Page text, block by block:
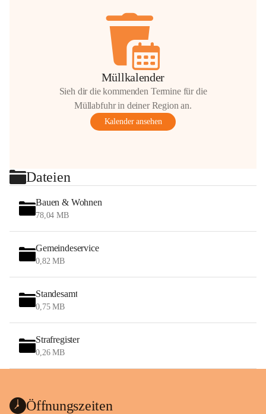
Müllkalender
Sieh dir die kommenden Termine für die
Müllabfuhr in deiner Region an.
Kalender ansehen
Dateien
Bauen & Wohnen
78,04 MB
Gemeindeservice
0,82 MB
Standesamt
0,75 MB
Strafregister
0,26 MB
Öffnungszeiten